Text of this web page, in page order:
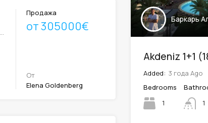
Продажа
от 305000€
От
Elena Goldenberg
Баркарь
Akdeniz 1+1
Added: 3 года Ago
Bedrooms
1
1